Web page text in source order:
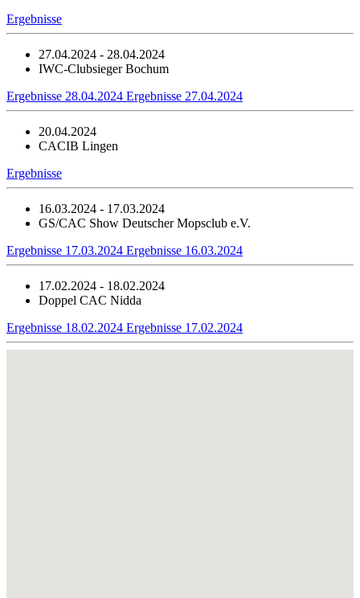
Ergebnisse
27.04.2024 - 28.04.2024
IWC-Clubsieger Bochum
Ergebnisse 28.04.2024 Ergebnisse 27.04.2024
20.04.2024
CACIB Lingen
Ergebnisse
16.03.2024 - 17.03.2024
GS/CAC Show Deutscher Mopsclub e.V.
Ergebnisse 17.03.2024 Ergebnisse 16.03.2024
17.02.2024 - 18.02.2024
Doppel CAC Nidda
Ergebnisse 18.02.2024 Ergebnisse 17.02.2024